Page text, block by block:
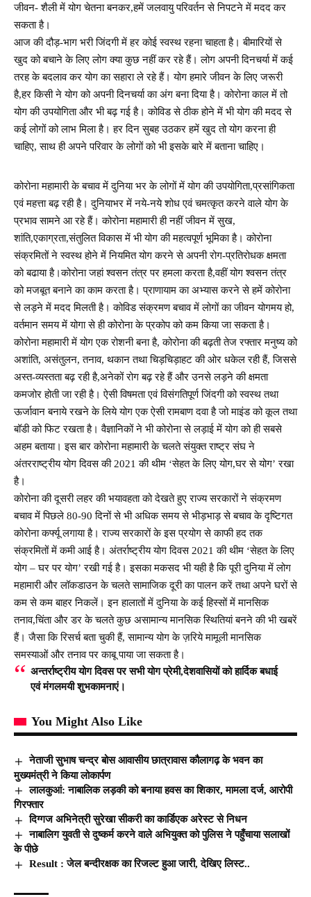
जीवन- शैली में योग चेतना बनकर,हमें जलवायु परिवर्तन से निपटने में मदद कर
सकता है।
आज की दौड़-भाग भरी जिंदगी में हर कोई स्वस्थ रहना चाहता है। बीमारियों से
खुद को बचाने के लिए लोग क्या कुछ नहीं कर रहे हैं। लोग अपनी दिनचर्या में कई
तरह के बदलाव कर योग का सहारा ले रहे हैं। योग हमारे जीवन के लिए जरूरी
है,हर किसी ने योग को अपनी दिनचर्या का अंग बना दिया है। कोरोना काल में तो
योग की उपयोगिता और भी बढ़ गई है। कोविड से ठीक होने में भी योग की मदद से
कई लोगों को लाभ मिला है। हर दिन सुबह उठकर हमें खुद तो योग करना ही
चाहिए, साथ ही अपने परिवार के लोगों को भी इसके बारे में बताना चाहिए।
कोरोना महामारी के बचाव में दुनिया भर के लोगों में योग की उपयोगिता,प्रसांगिकता
एवं महत्ता बढ़ रही है। दुनियाभर में नये-नये शोध एवं चमत्कृत करने वाले योग के
प्रभाव सामने आ रहे हैं। कोरोना महामारी ही नहीं जीवन में सुख,
शांति,एकाग्रता,संतुलित विकास में भी योग की महत्वपूर्ण भूमिका है। कोरोना
संक्रमितों ने स्वस्थ होने में नियमित योग करने से अपनी रोग-प्रतिरोधक क्षमता
को बढाया है।कोरोना जहां श्वसन तंत्र पर हमला करता है,वहीं योग श्वसन तंत्र
को मजबूत बनाने का काम करता है। प्राणायाम का अभ्यास करने से हमें कोरोना
से लड़ने में मदद मिलती है। कोविड संक्रमण बचाव में लोगों का जीवन योगमय हो,
वर्तमान समय में योगा से ही कोरोना के प्रकोप को कम किया जा सकता है।
कोरोना महामारी में योग एक रोशनी बना है, कोरोना की बढ़ती तेज रफ्तार मनुष्य को
अशांति, असंतुलन, तनाव, थकान तथा चिड़चिड़ाहट की ओर धकेल रही हैं, जिससे
अस्त-व्यस्तता बढ़ रही है,अनेकों रोग बढ़ रहे हैं और उनसे लड़ने की क्षमता
कमजोर होती जा रही है। ऐसी विषमता एवं विसंगतिपूर्ण जिंदगी को स्वस्थ तथा
ऊर्जावान बनाये रखने के लिये योग एक ऐसी रामबाण दवा है जो माइंड को कूल तथा
बॉडी को फिट रखता है। वैज्ञानिकों ने भी कोरोना से लड़ाई में योग को ही सबसे
अहम बताया। इस बार कोरोना महामारी के चलते संयुक्त राष्ट्र संघ ने
अंतरराष्ट्रीय योग दिवस की 2021 की थीम ‘सेहत के लिए योग,घर से योग’ रखा
है।
कोरोना की दूसरी लहर की भयावहता को देखते हुए राज्य सरकारों ने संक्रमण
बचाव में पिछले 80-90 दिनों से भी अधिक समय से भीड़भाड़ से बचाव के दृष्टिगत
कोरोना कर्फ्यू लगाया है। राज्य सरकारों के इस प्रयोग से काफी हद तक
संक्रमितों में कमी आई है। अंतर्राष्ट्रीय योग दिवस 2021 की थीम ‘सेहत के लिए
योग – घर पर योग’ रखी गई है। इसका मकसद भी यही है कि पूरी दुनिया में लोग
महामारी और लॉकडाउन के चलते सामाजिक दूरी का पालन करें तथा अपने घरों से​
कम से कम बाहर निकलें। इन हालातों में दुनिया के कई हिस्सों में मानसिक
तनाव,चिंता और डर के ​चलते कुछ असामान्य मानसिक स्थितियां बनने की भी खबरें
हैं। जैसा कि रिसर्च बता चुकी हैं, सामान्य योग के ज़रिये मामूली मानसिक
समस्याओं और तनाव पर काबू पाया जा सकता है।
अन्तर्राष्ट्रीय योग दिवस पर सभी योग प्रेमी,देशवासियों को हार्दिक बधाई
एवं मंगलमयी शुभकामनाएं।
You Might Also Like
नेताजी सुभाष चन्द्र बोस आवासीय छात्रावास कौलागढ़ के भवन का
मुख्यमंत्री ने किया लोकार्पण
लालकुआं: नाबालिक लड़की को बनाया हवस का शिकार, मामला दर्ज, आरोपी
गिरफ्तार
दिग्गज अभिनेत्री सुरेखा सीकरी का कार्डिएक अरेस्ट से निधन
नाबालिग युवती से दुष्कर्म करने वाले अभियुक्त को पुलिस ने पहुँचाया सलाखों
के पीछे
Result : जेल बन्दीरक्षक का रिजल्ट हुआ जारी, देखिए लिस्ट..